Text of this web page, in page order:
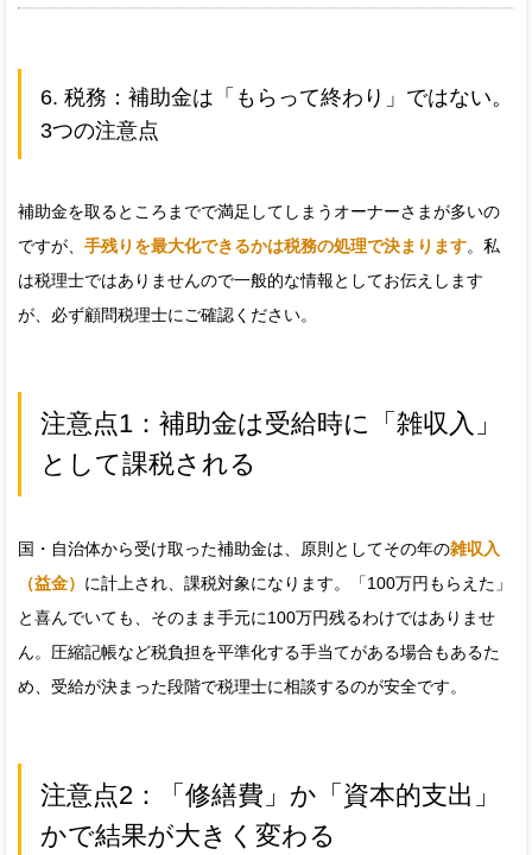
6. 税務：補助金は「もらって終わり」ではない。
3つの注意点
補助金を取るところまでで満足してしまうオーナーさまが多いの
ですが、 手残りを最大化できるかは税務の処理で決まります。私
は税理士ではありませんので一般的な情報としてお伝えします
が、必ず顧問税理士にご確認ください。
注意点1：補助金は受給時に「雑収入」
として課税される
国・自治体から受け取った補助金は、原則としてその年の雑収入
（益金） に計上され、課税対象になります。「100万円もらえた」
と喜んでいても、そのまま手元に100万円残るわけではありませ
ん。圧縮記帳など税負担を平準化する手当てがある場合もあるた
め、受給が決まった段階で税理士に相談するのが安全です。
注意点2：「修繕費」か「資本的支出」
かで結果が大きく変わる